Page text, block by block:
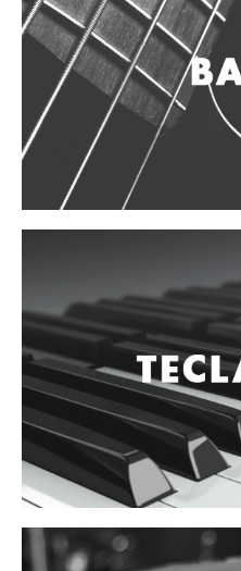
Vientos
Accesorios
Micrófonos
Mano alámbrico
Instrumento alámbrico
Inalámbrico de mano
Corro y escenario
Instalaciones
Cámara, computadora y celular
Pedestales y soportes
Accesorios
Cables
Audio Profesional